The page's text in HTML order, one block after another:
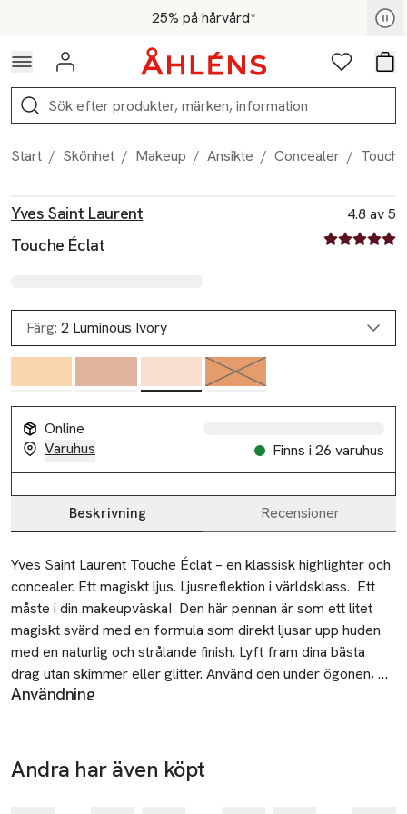
Hoppa till navigationsmenyn25% på hårvård*
För medlemmar - Shoppa nu
Logga in Favoriter
Sök
Start / Skönhet / Makeup / Ansikte / Concealer /
Yves Saint Laurent
Touche Éclat
4.8 av 5
4.8 av fem
Färg: 2 Luminous Ivory
Slut i lager
Online
Varuhus
Finns i 26 varuhus
Beskrivning Recensioner
Beskrivning
Yves Saint Laurent Touche Éclat – en klassisk highlighter och
concealer. Ett magiskt ljus. Ljusreflektion i världsklass.  Ett
måste i din makeupväska!  Den här pennan är som ett litet
magiskt svärd med en formula som direkt ljusar upp huden
med en naturlig och strålande finish. Lyft fram dina bästa
drag utan skimmer eller glitter. Använd den under ögonen,
under ögonbrynen, på kindbenen, längs med läpparnas
Innehåller ljusreflekterande pigment, ruscus och E-vitamin.
Använd direkt på huden eller ovanpå foundation.
Användning
För att ljusa upp: Använd pennan under ögonen, på
näsryggen, under ögonbrynen och överst på kindbenen, runt
Andra har även köpt
Ta 2 betala